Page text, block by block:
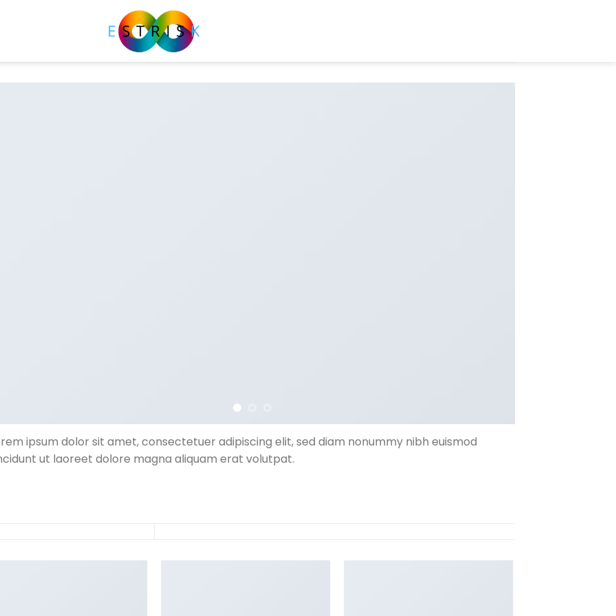
ipsum dolor sit amet, consectetuer adipiscing elit, sed diam nonummy nibh euismod
ut laoreet dolore magna aliquam erat volutpat.